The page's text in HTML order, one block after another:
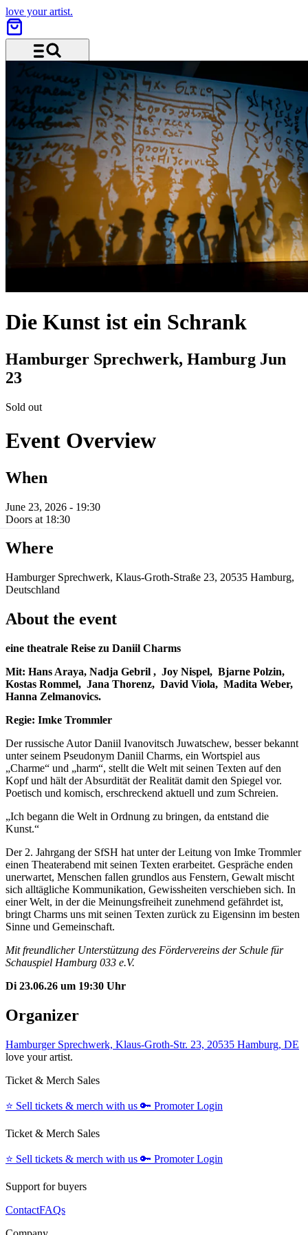
love your artist.
Menu and search
Die Kunst ist ein Schrank
Hamburger Sprechwerk, Hamburg Jun
23
Sold out
Event Overview
When
June 23, 2026 - 19:30
Doors at 18:30
Where
Hamburger Sprechwerk, Klaus-Groth-Straße 23, 20535 Hamburg,
Deutschland
About the event
eine theatrale Reise zu Daniil Charms
Mit: Hans Araya, Nadja Gebril , Joy Nispel, Bjarne Polzin,
Kostas Rommel, Jana Thorenz, David Viola, Madita Weber,
Hanna Zelmanovics.
Regie: Imke Trommler
Der russische Autor Daniil Ivanovitsch Juwatschew, besser bekannt
unter seinem Pseudonym Daniil Charms, ein Wortspiel aus
„Charme“ und „harm“, stellt die Welt mit seinen Texten auf den
Kopf und hält der Absurdität der Realität damit den Spiegel vor.
Poetisch und komisch, erschreckend aktuell und zum Schreien.
„Ich begann die Welt in Ordnung zu bringen, da entstand die
Kunst.“
Der 2. Jahrgang der SfSH hat unter der Leitung von Imke Trommler
einen Theaterabend mit seinen Texten erarbeitet. Gespräche enden
unerwartet, Menschen fallen grundlos aus Fenstern, Gewalt mischt
sich alltägliche Kommunikation, Gewissheiten verschieben sich. In
einer Welt, in der die Meinungsfreiheit zunehmend gefährdet ist,
bringt Charms uns mit seinen Texten zurück zu Eigensinn im besten
Sinne und Gemeinschaft.
Mit freundlicher Unterstützung des Fördervereins der Schule für
Schauspiel Hamburg 033 e.V.
Di 23.06.26 um 19:30 Uhr
Organizer
Hamburger Sprechwerk, Klaus-Groth-Str. 23, 20535 Hamburg, DE
love your artist.
Ticket & Merch Sales
⭐️ Sell tickets & merch with us 🔑 Promoter Login
Ticket & Merch Sales
⭐️ Sell tickets & merch with us 🔑 Promoter Login
Support for buyers
ContactFAQs